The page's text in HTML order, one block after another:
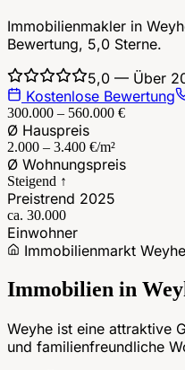
Immobilienmakler in
Bewertung, 5,0 Sterne.
5,0 — Über
Kostenlose Bewertung
300.000 – 560.000 €
Ø Hauspreis
2.000 – 3.400 €/m²
Ø Wohnungspreis
Steigend ↑
Preistrend 2025
ca. 30.000
Einwohner
Immobilienmarkt Weyhe
Immobilien in
Weyhe ist eine attraktive
und familienfreundliche